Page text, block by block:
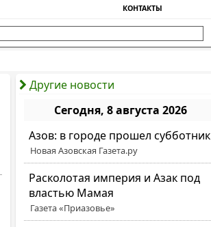
КОНТАКТЫ
Другие новости
Сегодня, 8 августа 2026
Азов: в городе прошел субботник
Новая Азовская Газета.ру
Расколотая империя и Азак под
властью Мамая
Газета «Приазовье»